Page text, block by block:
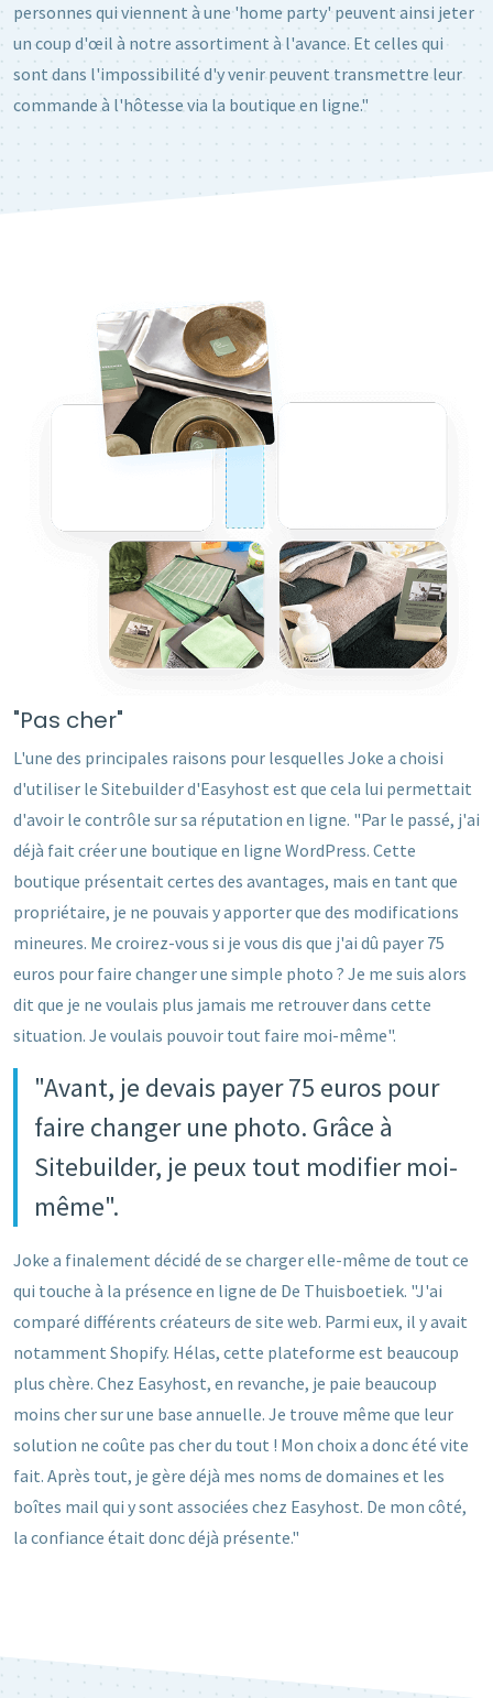
personnes qui viennent à une 'home party' peuvent ainsi jeter
un coup d'œil à notre assortiment à l'avance. Et celles qui
sont dans l'impossibilité d'y venir peuvent transmettre leur
commande à l'hôtesse via la boutique en ligne."
"Pas cher"
L'une des principales raisons pour lesquelles Joke a choisi
d'utiliser le Sitebuilder d'Easyhost est que cela lui permettait
d'avoir le contrôle sur sa réputation en ligne. "Par le passé, j'ai
déjà fait créer une boutique en ligne WordPress. Cette
boutique présentait certes des avantages, mais en tant que
propriétaire, je ne pouvais y apporter que des modifications
mineures. Me croirez-vous si je vous dis que j'ai dû payer 75
euros pour faire changer une simple photo ? Je me suis alors
dit que je ne voulais plus jamais me retrouver dans cette
situation. Je voulais pouvoir tout faire moi-même".
"Avant, je devais payer 75 euros pour
faire changer une photo. Grâce à
Sitebuilder, je peux tout modifier moi-
même".
Joke a finalement décidé de se charger elle-même de tout ce
qui touche à la présence en ligne de De Thuisboetiek. "J'ai
comparé différents créateurs de site web. Parmi eux, il y avait
notamment Shopify. Hélas, cette plateforme est beaucoup
plus chère. Chez Easyhost, en revanche, je paie beaucoup
moins cher sur une base annuelle. Je trouve même que leur
solution ne coûte pas cher du tout ! Mon choix a donc été vite
fait. Après tout, je gère déjà mes noms de domaines et les
boîtes mail qui y sont associées chez Easyhost. De mon côté,
la confiance était donc déjà présente."